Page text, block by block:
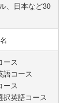
、日本など30
ース
語コース
ース
択英語コース